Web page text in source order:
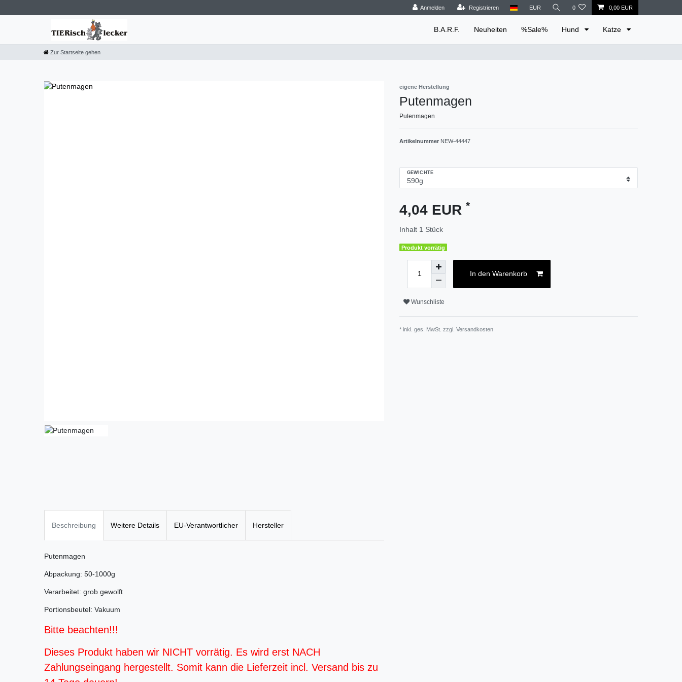
Anmelden Registrieren EUR 0 0,00 EUR
B.A.R.F. Neuheiten %Sale% Hund Katze
Zur Startseite gehen
eigene Herstellung
Putenmagen
Putenmagen
Artikelnummer NEW-44447
GEWICHTE
4,04 EUR *
Inhalt 1 Stück
Produkt vorrätig
In den Warenkorb
Wunschliste
* inkl. ges. MwSt. zzgl. Versandkosten
Beschreibung Weitere Details EU-Verantwortlicher Hersteller
Putenmagen
Abpackung: 50-1000g
Verarbeitet: grob gewolft
Portionsbeutel: Vakuum
Bitte beachten!!!
Dieses Produkt haben wir NICHT vorrätig. Es wird erst NACH
Zahlungseingang hergestellt. Somit kann die Lieferzeit incl. Versand bis zu